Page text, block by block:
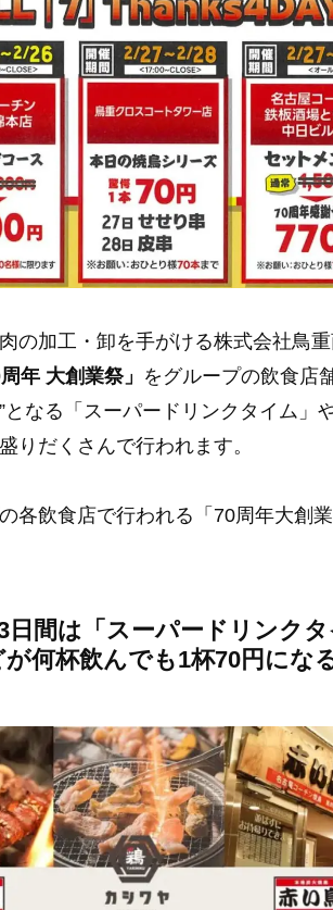
の加工・卸を手がける株式会社鳥
周年 大創業祭」 をグループの飲食店
なる「スーパードリンクタイム」
りだくさんで行われます。
各飲食店で行われる「70周年大創
日間は「スーパードリンク
何杯飲んでも1杯70円にな